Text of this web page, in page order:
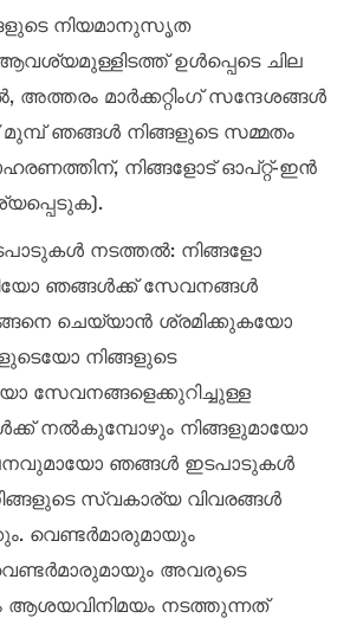
നിയമാനുസൃത
ഉൾപ്പെടെ ചില
മാർക്കറ്റിംഗ് സന്ദേശങ്ങൾ
ഞങ്ങൾ നിങ്ങളുടെ സമ്മതം
നിങ്ങളോട് ഓപ്റ്റ്-ഇൻ
നടത്തൽ: നിങ്ങളോ
ഞങ്ങൾക്ക് സേവനങ്ങൾ
ചെയ്യാൻ ശ്രമിക്കുകയോ
നിങ്ങളുടെ
സേവനങ്ങളെക്കുറിച്ചുള്ള
നൽകുമ്പോഴും നിങ്ങളുമായോ
ഞങ്ങൾ ഇടപാടുകൾ
സ്വകാര്യ വിവരങ്ങൾ
വെണ്ടർമാരുമായും
അവരുടെ
ആശയവിനിമയം നടത്തുന്നത്